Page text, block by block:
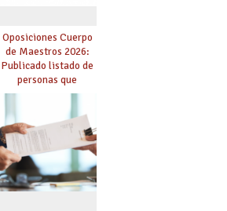
Oposiciones Cuerpo
de Maestros 2026:
Publicado listado de
personas que
adquieren nueva
especialidad